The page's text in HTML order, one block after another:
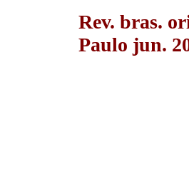
Rev. bras.
Paulo jun.